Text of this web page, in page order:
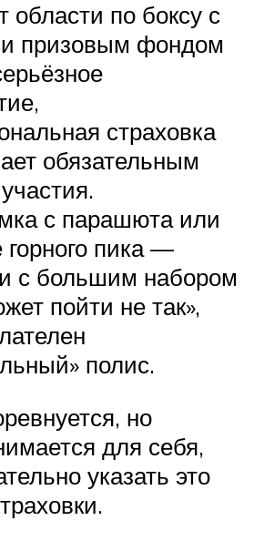
области по боксу с
призовым фондом
страховка
обязательным
с парашюта или
горного пика —
с большим набором
пойти не так»,
полис.
но
для себя,
указать это